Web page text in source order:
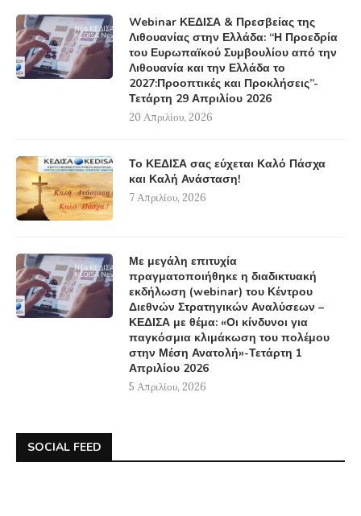
Webinar ΚΕΔΙΣΑ & Πρεσβείας της
Λιθουανίας στην Ελλάδα: “Η Προεδρία
του Ευρωπαϊκού Συμβουλίου από την
Λιθουανία και την Ελλάδα το
2027:Προοπτικές και Προκλήσεις”-
Τετάρτη 29 Απριλίου 2026
20 Απριλίου, 2026
Το ΚΕΔΙΣΑ σας εύχεται Καλό Πάσχα
και Καλή Ανάσταση!
7 Απριλίου, 2026
Με μεγάλη επιτυχία
πραγματοποιήθηκε η διαδικτυακή
εκδήλωση (webinar) του Κέντρου
Διεθνών Στρατηγικών Αναλύσεων –
ΚΕΔΙΣΑ με θέμα: «Οι κίνδυνοι για
παγκόσμια κλιμάκωση του πολέμου
στην Μέση Ανατολή»-Τετάρτη 1
Απριλίου 2026
5 Απριλίου, 2026
SOCIAL FEED